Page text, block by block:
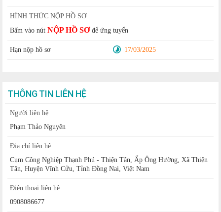
HÌNH THỨC NỘP HỒ SƠ
Bấm vào nút NỘP HỒ SƠđể ứng tuyển
Hạn nộp hồ sơ 17/03/2025
THÔNG TIN LIÊN HỆ
Người liên hệ
Phạm Thảo Nguyên
Địa chỉ liên hệ
Cụm Công Nghiệp Thạnh Phú - Thiện Tân, Ấp Ông Hường, Xã Thiện
Tân, Huyện Vĩnh Cửu, Tỉnh Đồng Nai, Việt Nam
Điện thoại liên hệ
0908086677